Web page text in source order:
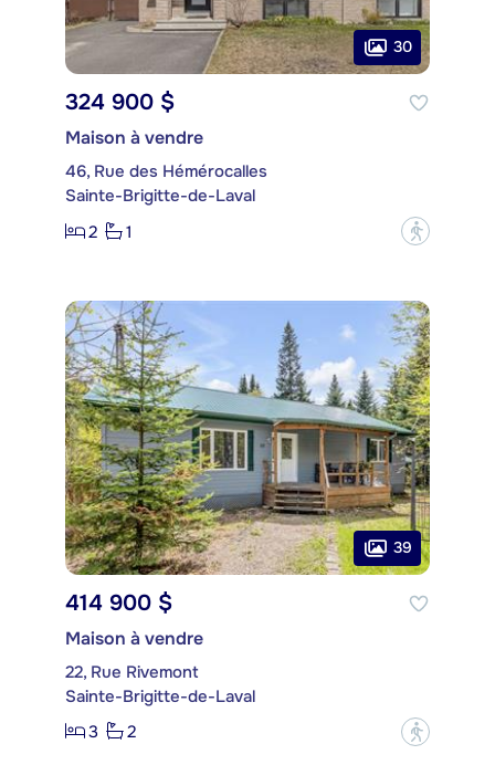
30
324 900 $
Maison à vendre
46, Rue des Hémérocalles
Sainte-Brigitte-de-Laval
2
1 ?
39
414 900 $
Maison à vendre
22, Rue Rivemont
Sainte-Brigitte-de-Laval
3
2 ?